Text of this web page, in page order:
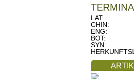
LAT:
CHIN:
ENG:
BOT:
SYN: